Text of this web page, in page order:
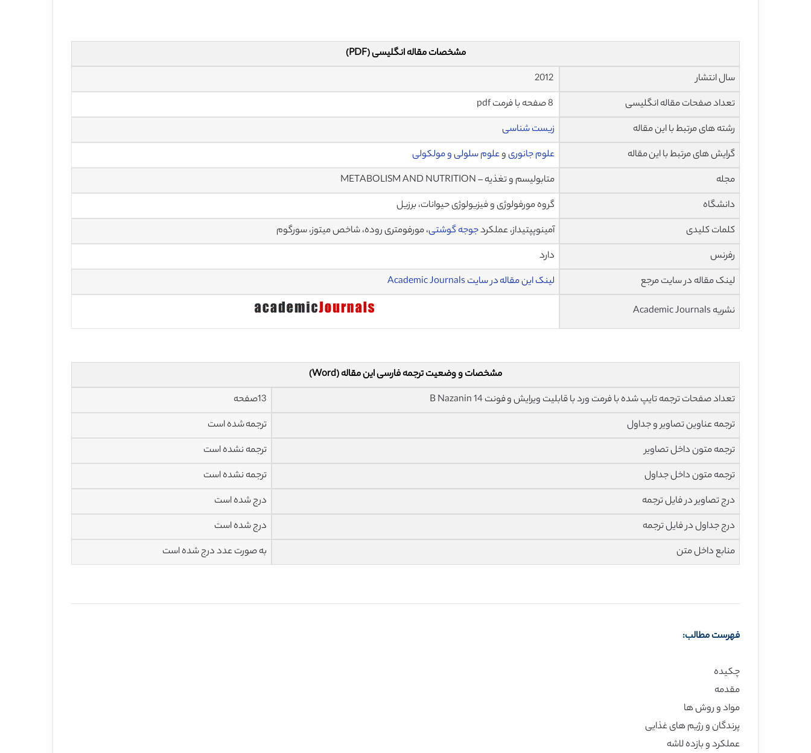
مشخصات مقاله انگلیسی (PDF)
سال انتشار
تعداد صفحات مقاله انگلیسی
رشته های مرتبط با این مقاله
زیست شناسی
گرایش های مرتبط با این مقاله
علوم جانوریوعلوم سلولی و مولکولی
مجله
متابولیسم و تغذیه – METABOLISM AND NUTRITION
دانشگاه
گروه مورفولوژی و فیزیولوژی حیوانات، برزیل
کلمات کلیدی
آمينوپپتيداز، عملکردجوجه گوشتی، مورفومتری روده، شاخص ميتوز، سورگوم
رفرنس
دارد
لینک مقاله در سایت مرجع
لینک این مقاله در سایت Academic Journals
نشریه Academic Journals
مشخصات و وضعیت ترجمه فارسی این مقاله (Word)
تعداد صفحات ترجمه تایپ شده با فرمت ورد با قابلیت ویرایش و فونت 14 B Nazanin
13صفحه
ترجمه عناوین تصاویر و جداول
ترجمه شده است
ترجمه متون داخل تصاویر
ترجمه نشده است
ترجمه متون داخل جداول
ترجمه نشده است
درج تصاویر در فایل ترجمه
درج شده است
درج جداول در فایل ترجمه
درج شده است
منابع داخل متن
به صورت عدد درج شده است
فهرست مطالب:
چکیده
مقدمه
مواد و روش ها
پرندگان و رژیم های غذایی
عملکرد و بازده لاشه